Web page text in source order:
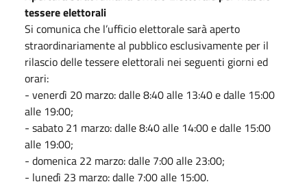
tessere elettorali
Si comunica che l’ufficio elettorale sarà aperto
straordinariamente al pubblico esclusivamente per il
rilascio delle tessere elettorali nei seguenti giorni ed
orari:
- venerdì 20 marzo: dalle 8:40 alle 13:40 e dalle 15:00
alle 19:00;
- sabato 21 marzo: dalle 8:40 alle 14:00 e dalle 15:00
alle 19:00;
- domenica 22 marzo: dalle 7:00 alle 23:00;
- lunedì 23 marzo: dalle 7:00 alle 15:00.